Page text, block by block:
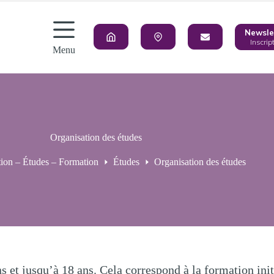
Menu
Organisation des études
– Études – Formation Études Organisation des études
et jusqu’à 18 ans. Cela correspond à la formation